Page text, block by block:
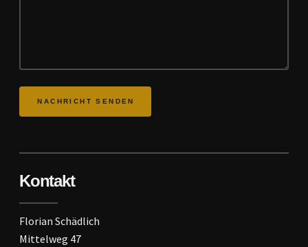
Kontakt
Florian Schädlich
Mittelweg 47